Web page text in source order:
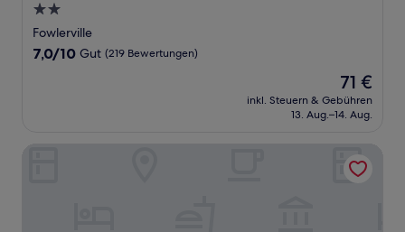
2.0-
Sterne-
Unterkunft
Fowlerville
7.0
7,0/10 Gut (219 Bewertungen)
Der
Preis
beträgt
71 €
inkl. Steuern & Gebühren
13. Aug.–14. Aug.